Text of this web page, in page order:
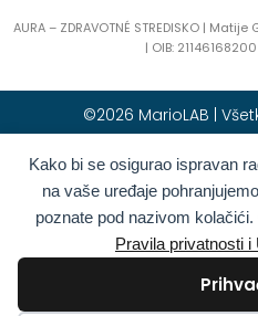
Kako bi se osigurao ispravan
na vaše uređaje
poznate pod nazivom
Pravila privatnosti i
AURA – ZDRAVOTNÉ STREDISKO |
| OIB:
©2026 MarioLAB |
Hrvatski(Chorvátština)
Deutsch (Nemčina)
Română(Rumunčina)
Български(Bulharčina)